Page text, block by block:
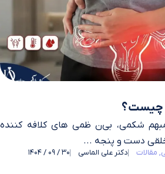
چیست؟
شکمی، بی‌ن ظمی‌ های کلافه‌ کننده
دست‌ و پنجه ...
مقالات دکتر علی الماسی 30 / 09 / 1404